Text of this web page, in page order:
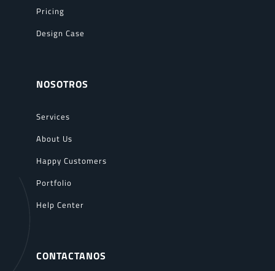
Pricing
Design Case
NOSOTROS
Services
About Us
Happy Customers
Portfolio
Help Center
CONTACTANOS